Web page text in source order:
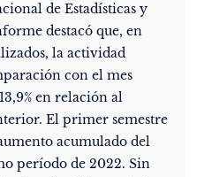
de Estadísticas y
destacó que, en
la actividad
con el mes
en relación al
El primer semestre
acumulado del
período de 2022. Sin